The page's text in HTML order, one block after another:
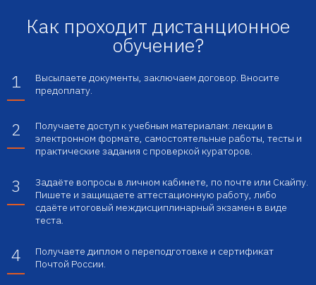
Как проходит дистанционное
обучение?
1
Высылаете документы, заключаем договор. Вносите
предоплату.
2
Получаете доступ к учебным материалам: лекции в
электронном формате, самостоятельные работы, тесты и
практические задания с проверкой кураторов.
3
Задаёте вопросы в личном кабинете, по почте или Скайпу.
Пишете и защищаете аттестационную работу, либо
сдаёте итоговый междисциплинарный экзамен в виде
теста.
4
Получаете диплом о переподготовке и сертификат
Почтой России.